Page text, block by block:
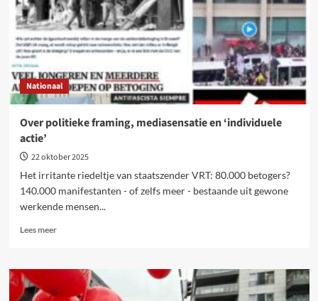
Mussolini
tot
Trump
Nationaal
Over politieke framing, mediasensatie en ‘individuele
actie’
22 oktober 2025
Het irritante riedeltje van staatszender VRT: 80.000 betogers?
140.000 manifestanten - of zelfs meer - bestaande uit gewone
werkende mensen...
Lees meerLees
Over
politieke
framing,